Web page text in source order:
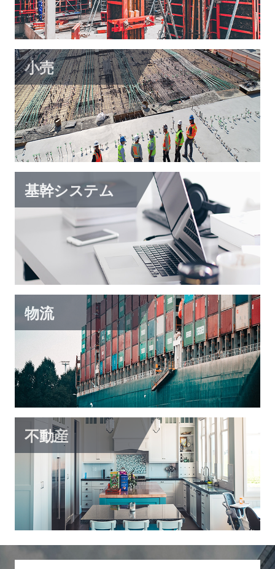
小売
オムニチャネル管理システム
ECサイト
自動出品システム
基幹システム
小企業向けのCRM
小企業向けのERP
勤怠管理システム
人事管理システム
物流
倉庫管理システム
RFIDで管理システム
配送管理システム
不動産
不動産管理システム
不動産販売支援システム
オフィス利用者向けのシステム